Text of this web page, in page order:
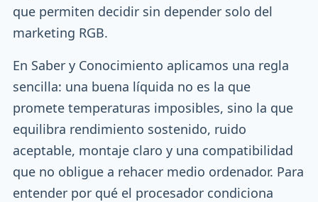
que permiten decidir sin depender solo del
marketing RGB.
En Saber y Conocimiento aplicamos una regla
sencilla: una buena líquida no es la que
promete temperaturas imposibles, sino la que
equilibra rendimiento sostenido, ruido
aceptable, montaje claro y una compatibilidad
que no obligue a rehacer medio ordenador. Para
entender por qué el procesador condiciona